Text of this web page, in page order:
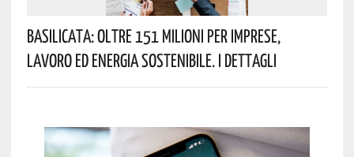
Basilicata: Oltre 151 Milioni Per Imprese,
Lavoro Ed Energia Sostenibile. I Dettagli